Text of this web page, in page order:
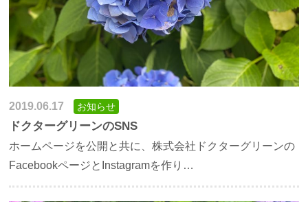
2019.06.17 お知らせ
ドクターグリーンのSNS
ホームページを公開と共に、株式会社ドクターグリーンの
FacebookページとInstagramを作り…